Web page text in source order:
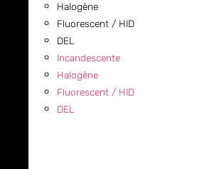
Halogène
Fluorescent / HID
DEL
Incandescente
Halogène
Fluorescent / HID
DEL